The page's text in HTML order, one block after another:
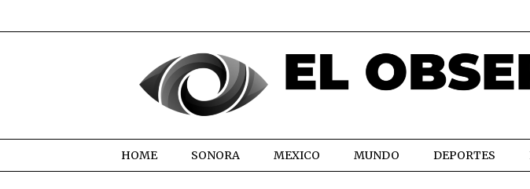
HOME SONORA MEXICO MUNDO DEPORTES